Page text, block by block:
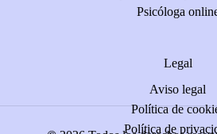
Psicóloga
Legal
Aviso legal
Política de
Política de